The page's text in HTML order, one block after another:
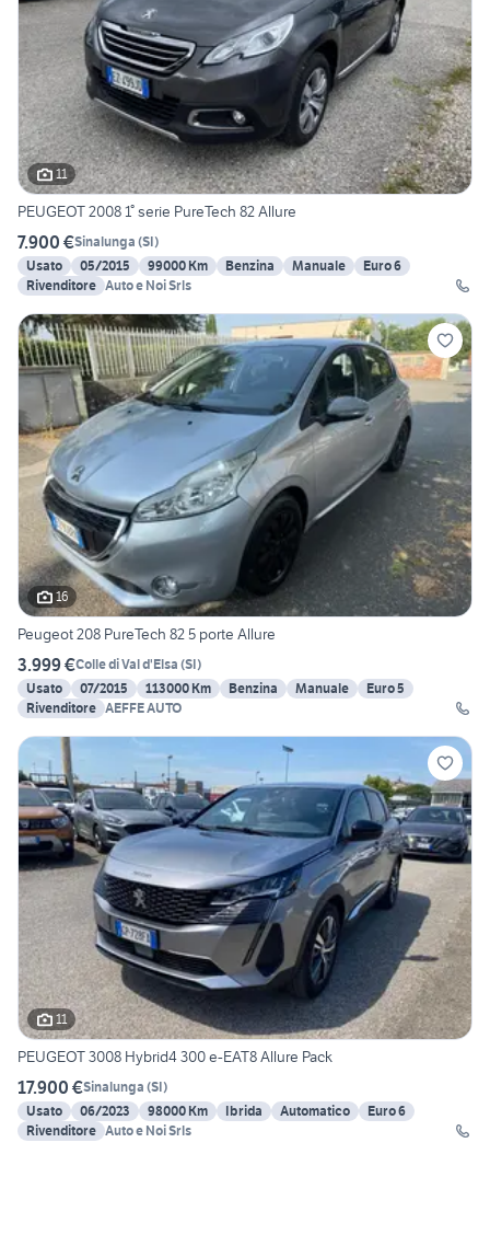
11
PEUGEOT 2008 1° serie PureTech 82 Allure
7.900 €Sinalunga (SI)
Usato
05/2015 99000 Km Benzina Manuale
Euro 6
Rivenditore Auto e Noi Srls
16
Peugeot 208 PureTech 82 5 porte Allure
3.999 €Colle di Val d'Elsa (SI)
Usato
07/2015 113000 Km Benzina Manuale
Euro 5
Rivenditore AEFFE AUTO
11
PEUGEOT 3008 Hybrid4 300 e-EAT8 Allure Pack
17.900 €Sinalunga (SI)
Usato
06/2023 98000 Km Ibrida Automatico
Euro 6
Rivenditore Auto e Noi Srls